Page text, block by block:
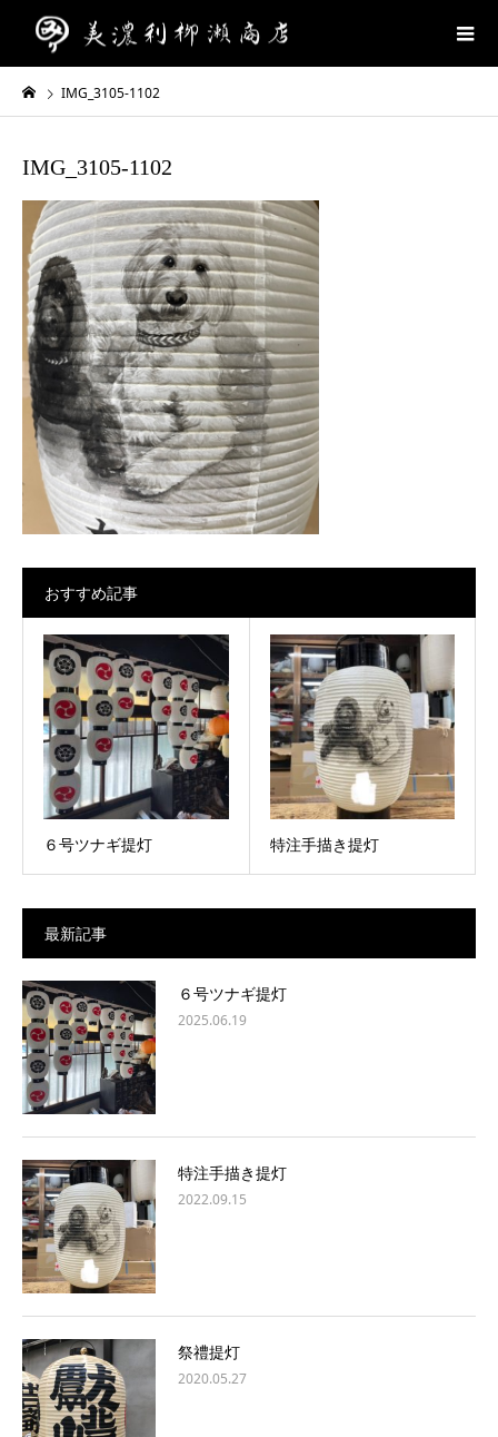
IMG_3105-1102
IMG_3105-1102
おすすめ記事
６号ツナギ提灯 特注手描き提灯
最新記事
６号ツナギ提灯
2025.06.19
特注手描き提灯
2022.09.15
祭禮提灯
2020.05.27